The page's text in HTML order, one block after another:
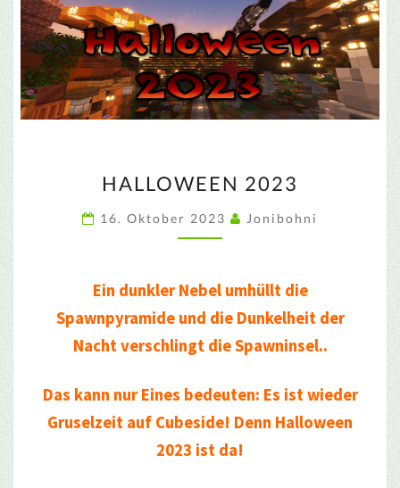
2023
HALLOWEEN 2023
16. Oktober 2023 Jonibohni
Ein dunkler Nebel umhüllt die
Spawnpyramide und die Dunkelheit der
Nacht verschlingt die Spawninsel..
Das kann nur Eines bedeuten: Es ist wieder
Gruselzeit auf Cubeside! Denn Halloween
2023 ist da!